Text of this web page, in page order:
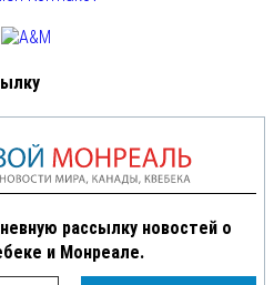
рассылку новостей о
и Монреале.